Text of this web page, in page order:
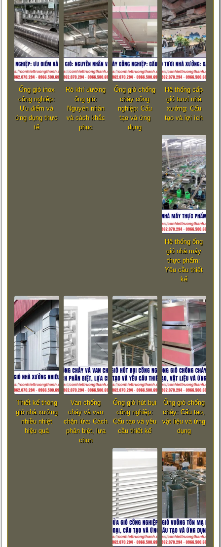
Ống gió inox
công nghiệp:
Ưu điểm và
ứng dụng thực
tế
Rò khí đường
ống gió:
Nguyên nhân
và cách khắc
phục
Ống gió chống
cháy công
nghiệp: Cấu
tạo và ứng
dụng
Hệ thống cấp
gió tươi nhà
xưởng: Cấu
tạo và lợi ích
Hệ thống ống
gió nhà máy
thực phẩm:
Yêu cầu thiết
kế
Thiết kế thông
gió nhà xưởng
nhiều nhiệt
hiệu quả
Van chống
cháy và van
chặn lửa: Cách
phân biệt, lựa
chọn
Ống gió hút bụi
công nghiệp:
Cấu tạo và yêu
cầu thiết kế
Ống gió chống
cháy: Cấu tạo,
vật liệu và ứng
dụng